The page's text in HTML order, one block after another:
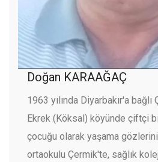
Doğan KARAAĞAÇ
1963 yılında Diyarbakır'a
Ekrek (Köksal) köyünde çiftçi
çocuğu olarak yaşama gözlerini
ortaokulu Çermik'te, sağlık